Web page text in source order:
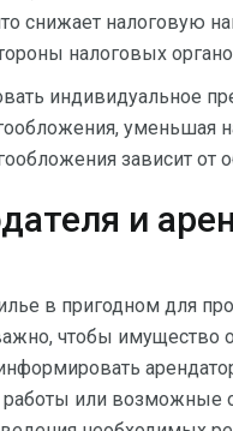
снижает налоговую
налоговых
индивидуальное
уменьшая
зависит от
и
в пригодном для
чтобы имущество
или возможные